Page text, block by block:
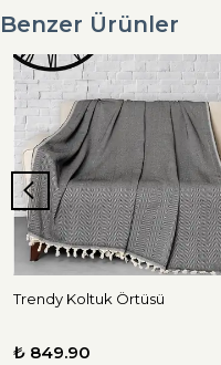
Benzer Ürünler
Trendy Koltuk Örtüsü
₺ 849.90